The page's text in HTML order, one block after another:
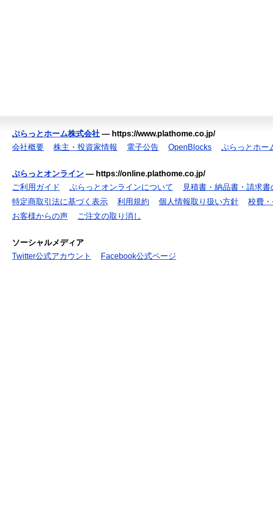
ぷらっとホーム株式会社 — https://www.plathome.co.jp/
会社概要
株主・投資家情報 電子公告 OpenBlocks ぷらっとホー
ぷらっとオンライン — https://online.plathome.co.jp/
ご利用ガイド
ぷらっとオンラインについて 見積書・納品書・請求
特定商取引法に基づく表示
利用規約 個人情報取り扱い方針 校費
お客様からの声
ご注文の取り消し
ソーシャルメディア
Twitter公式アカウント
Facebook公式ページ